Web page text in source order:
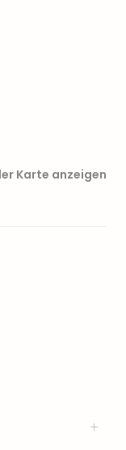
Karte anzeigen